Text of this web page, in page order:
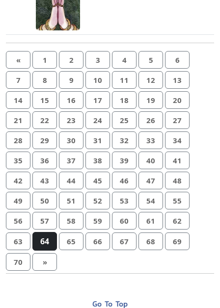
« 1 2 3 4 5 6
7 8 9 10 11 12 13
14 15 16 17 18 19 20
21 22 23 24 25 26 27
28 29 30 31 32 33 34
35 36 37 38 39 40 41
42 43 44 45 46 47 48
49 50 51 52 53 54 55
56 57 58 59 60 61 62
63 64 65 66 67 68 69
70 »
Go To Top